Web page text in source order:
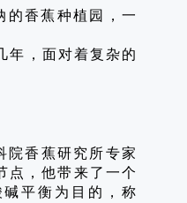
的香蕉种植园，一
年，面对着复杂的
院香蕉研究所专家
点，他带来了一个
平衡为目的，称